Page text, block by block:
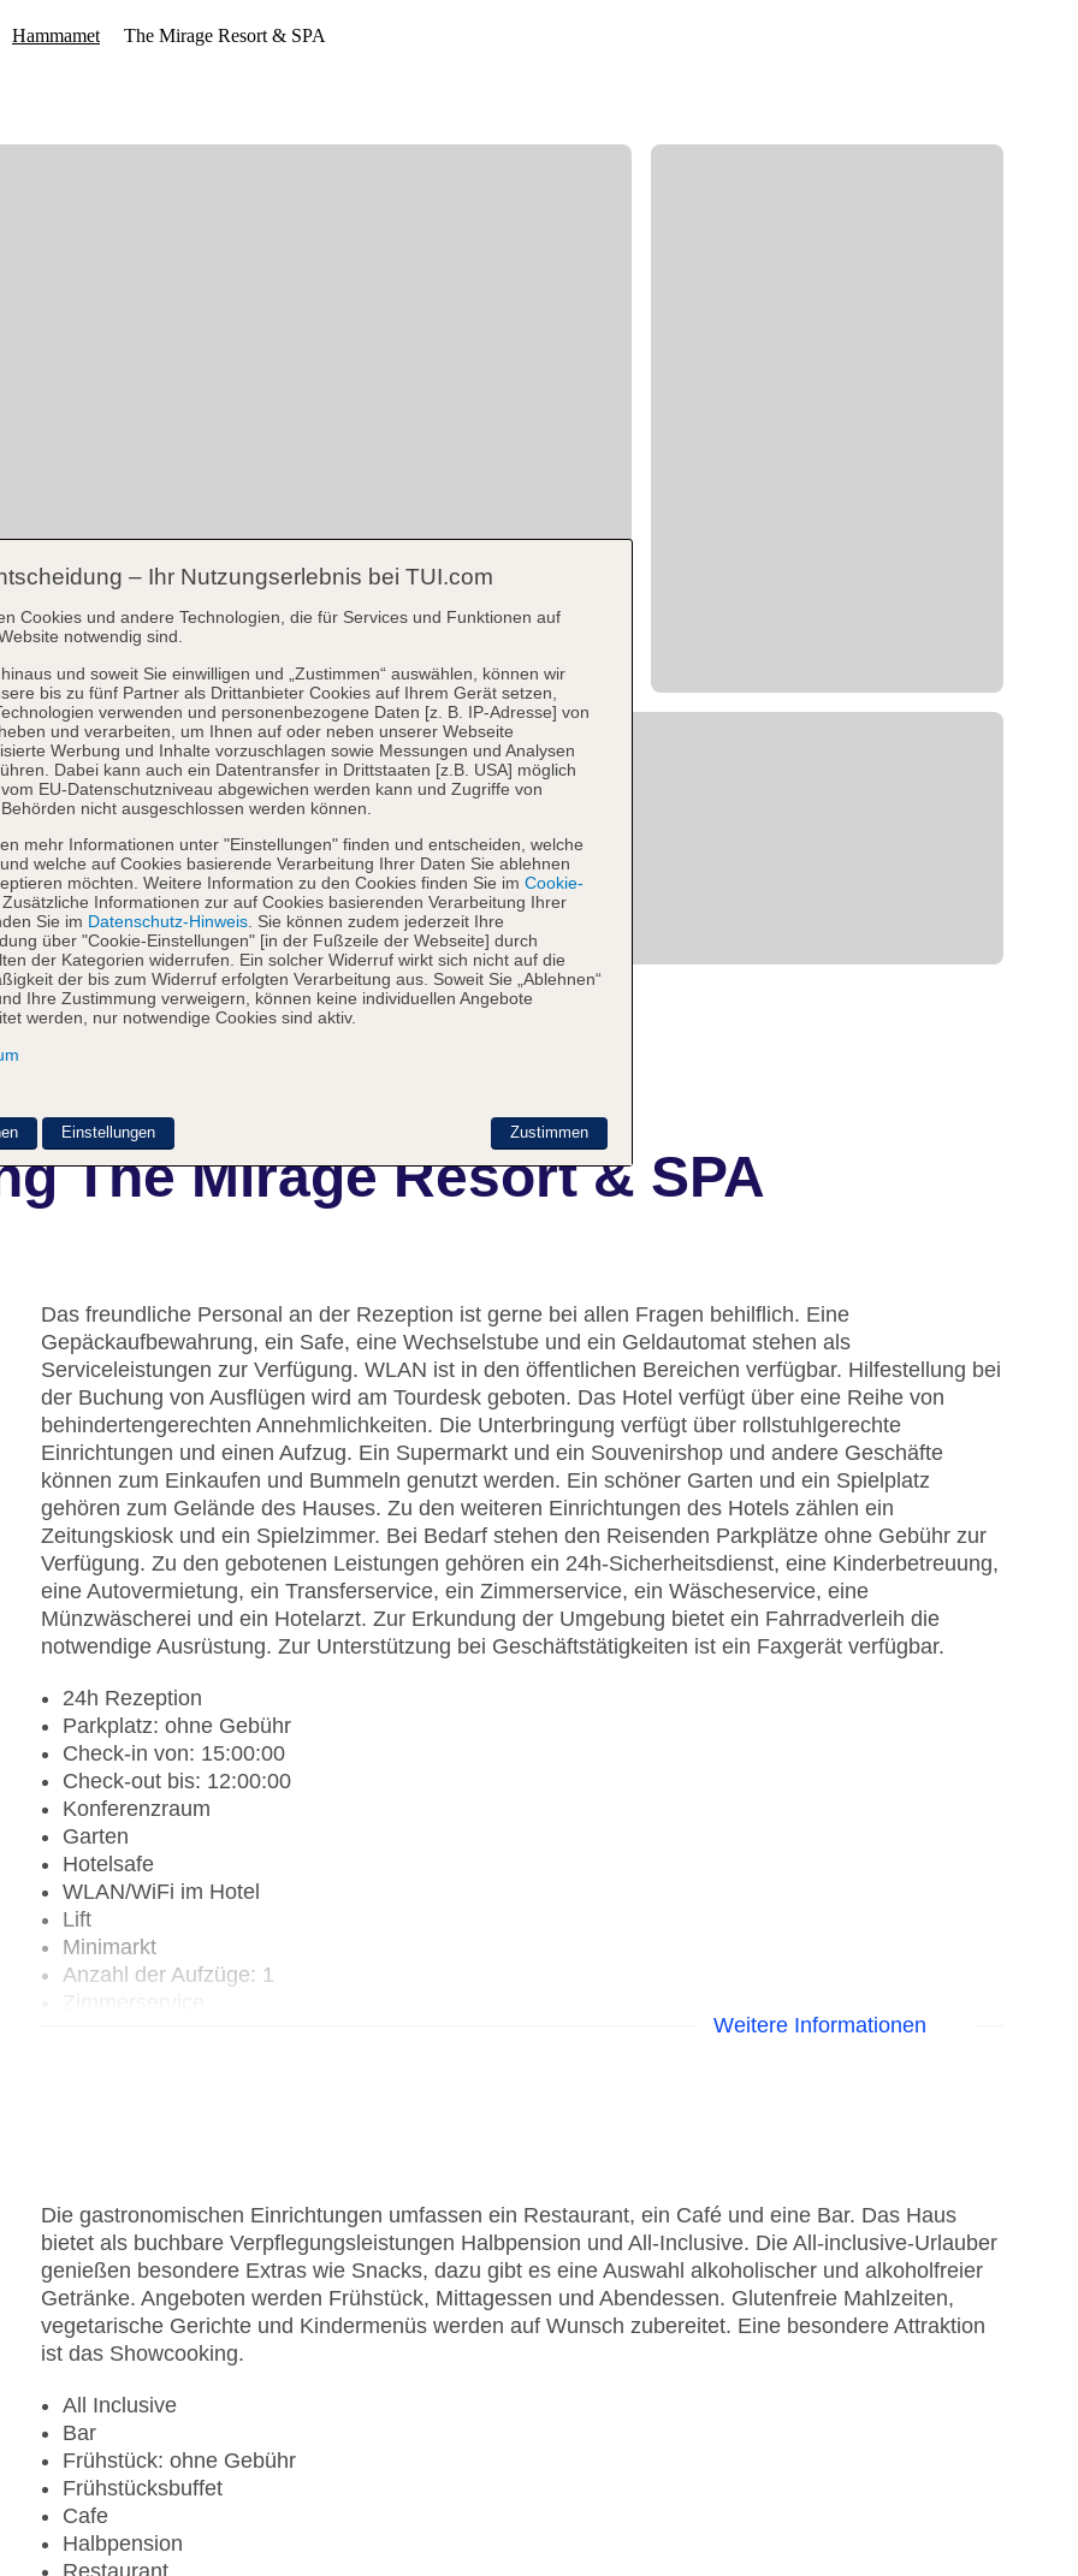
The Mirage Resort & SPA
Das freundliche Personal an der Rezeption ist gerne bei allen Fragen behilflich. Eine
Gepäckaufbewahrung, ein Safe, eine Wechselstube und ein Geldautomat stehen als
Serviceleistungen zur Verfügung. WLAN ist in den öffentlichen Bereichen verfügbar. Hilfestellung bei
der Buchung von Ausflügen wird am Tourdesk geboten. Das Hotel verfügt über eine Reihe von
behindertengerechten Annehmlichkeiten. Die Unterbringung verfügt über rollstuhlgerechte
Einrichtungen und einen Aufzug. Ein Supermarkt und ein Souvenirshop und andere Geschäfte
können zum Einkaufen und Bummeln genutzt werden. Ein schöner Garten und ein Spielplatz
gehören zum Gelände des Hauses. Zu den weiteren Einrichtungen des Hotels zählen ein
Zeitungskiosk und ein Spielzimmer. Bei Bedarf stehen den Reisenden Parkplätze ohne Gebühr zur
Verfügung. Zu den gebotenen Leistungen gehören ein 24h-Sicherheitsdienst, eine Kinderbetreuung,
eine Autovermietung, ein Transferservice, ein Zimmerservice, ein Wäscheservice, eine
Münzwäscherei und ein Hotelarzt. Zur Erkundung der Umgebung bietet ein Fahrradverleih die
notwendige Ausrüstung. Zur Unterstützung bei Geschäftstätigkeiten ist ein Faxgerät verfügbar.
24h Rezeption
Parkplatz: ohne Gebühr
Check-in von: 15:00:00
Check-out bis: 12:00:00
Konferenzraum
Garten
Hotelsafe
WLAN/WiFi im Hotel
Lift
Minimarkt
Anzahl der Aufzüge: 1
Weitere Informationen
Die gastronomischen Einrichtungen umfassen ein Restaurant, ein Café und eine Bar. Das Haus
bietet als buchbare Verpflegungsleistungen Halbpension und All-Inclusive. Die All-inclusive-Urlauber
genießen besondere Extras wie Snacks, dazu gibt es eine Auswahl alkoholischer und alkoholfreier
Getränke. Angeboten werden Frühstück, Mittagessen und Abendessen. Glutenfreie Mahlzeiten,
vegetarische Gerichte und Kindermenüs werden auf Wunsch zubereitet. Eine besondere Attraktion
ist das Showcooking.
All Inclusive
Bar
Frühstück: ohne Gebühr
Frühstücksbuffet
Cafe
Halbpension
– Ihr Nutzungserlebnis bei TUI.com
Cookies und andere Technologien, die für Services und Funktionen auf
notwendig sind.
und soweit Sie einwilligen und „Zustimmen“ auswählen, können wir
bis zu fünf Partner als Drittanbieter Cookies auf Ihrem Gerät setzen,
verwenden und personenbezogene Daten [z. B. IP-Adresse] von
und verarbeiten, um Ihnen auf oder neben unserer Webseite
Werbung und Inhalte vorzuschlagen sowie Messungen und Analysen
Dabei kann auch ein Datentransfer in Drittstaaten [z.B. USA] möglich
EU-Datenschutzniveau abgewichen werden kann und Zugriffe von
nicht ausgeschlossen werden können.
mehr Informationen unter "Einstellungen" finden und entscheiden, welche
welche auf Cookies basierende Verarbeitung Ihrer Daten Sie ablehnen
möchten. Weitere Information zu den Cookies finden Sie im Cookie-
. Zusätzliche Informationen zur auf Cookies basierenden Verarbeitung Ihrer
Sie im Datenschutz-Hinweis . Sie können zudem jederzeit Ihre
über "Cookie-Einstellungen" [in der Fußzeile der Webseite] durch
der Kategorien widerrufen. Ein solcher Widerruf wirkt sich nicht auf die
der bis zum Widerruf erfolgten Verarbeitung aus. Soweit Sie „Ablehnen“
Ihre Zustimmung verweigern, können keine individuellen Angebote
werden, nur notwendige Cookies sind aktiv.
Zustimmen
Einstellungen